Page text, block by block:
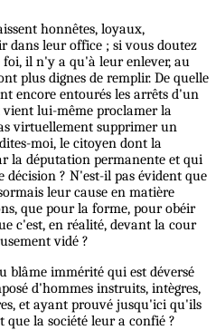
honnêtes, loyaux,
leur office ; si vous doutez
il n'y a qu'à leur enlever, au
plus dignes de remplir. De quelle
encore entourés les arrêts d'un
lui-même proclamer la
virtuellement supprimer un
moi, le citoyen dont la
la députation permanente et qui
décision ? N'est-il pas évident que
leur cause en matière
que pour la forme, pour obéir
c'est, en réalité, devant la cour
vidé ?
blâme immérité qui est déversé
d'hommes instruits, intègres,
et ayant prouvé jusqu'ici qu'ils
la société leur a confié ?